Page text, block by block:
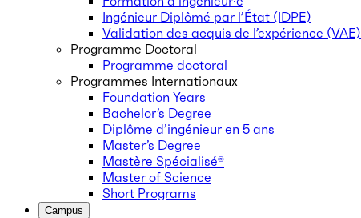
Ingénieur Diplômé par l’État (IDPE)
Validation des acquis de l’expérience (VAE)
Programme Doctoral
Programme doctoral
Programmes Internationaux
Foundation Years
Bachelor’s Degree
Diplôme d’ingénieur en 5 ans
Master’s Degree
Mastère Spécialisé®
Master of Science
Short Programs
Campus